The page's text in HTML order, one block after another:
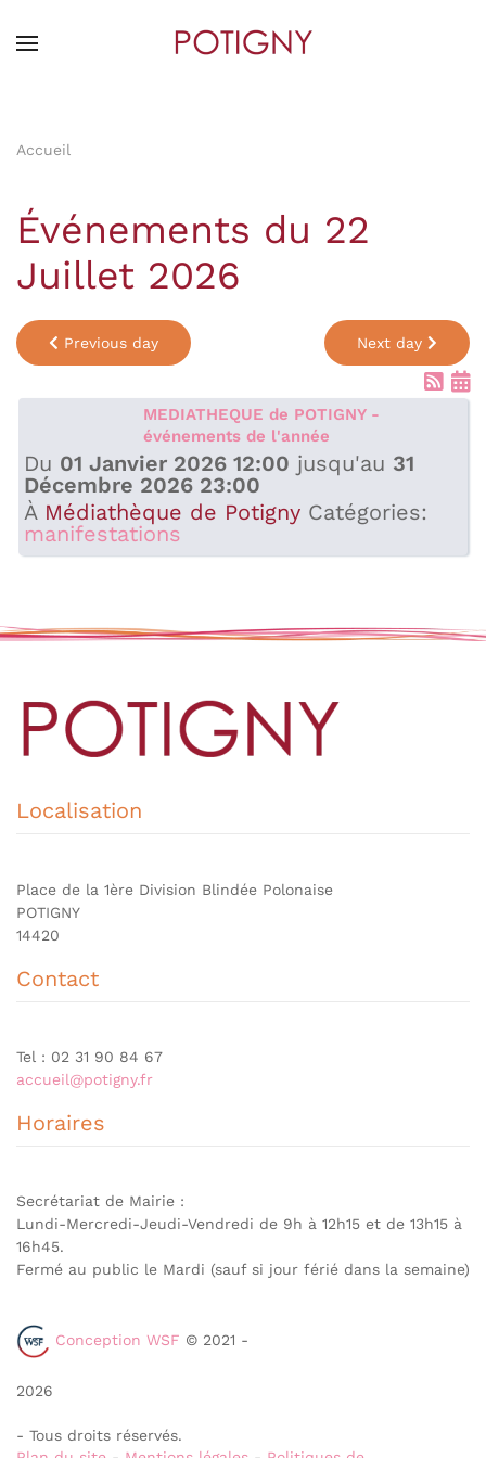
content
Accueil
Événements du 22
Juillet 2026
Previous day Next day
MEDIATHEQUE de POTIGNY -
événements de l'année
Du 01 Janvier 2026 12:00 jusqu'au 31
Décembre 2026 23:00
À Médiathèque de Potigny Catégories:
manifestations
Localisation
Place de la 1ère Division Blindée Polonaise
POTIGNY
14420
Contact
Tel : 02 31 90 84 67
accueil@potigny.fr
Horaires
Secrétariat de Mairie :
Lundi-Mercredi-Jeudi-Vendredi de 9h à 12h15 et de 13h15 à
16h45.
Fermé au public le Mardi (sauf si jour férié dans la semaine)
Conception WSF © 2021 -
2026
- Tous droits réservés.